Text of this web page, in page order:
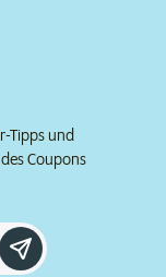
Tipps und
Coupons